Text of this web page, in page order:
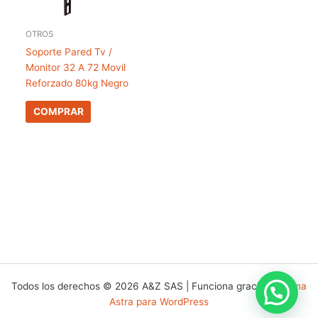
OTROS
Soporte Pared Tv /
Monitor 32 A 72 Movil
Reforzado 80kg Negro
COMPRAR
Todos los derechos © 2026 A&Z SAS | Funciona gracias aTema
Astra para WordPress